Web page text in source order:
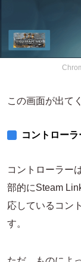
この画面が出て
コントロー
コントローラー
部的にSteam
応しているコン
す。